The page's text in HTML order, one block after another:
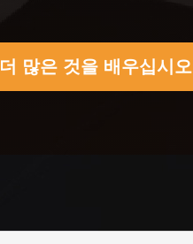
더 많은 것을 배우십시오